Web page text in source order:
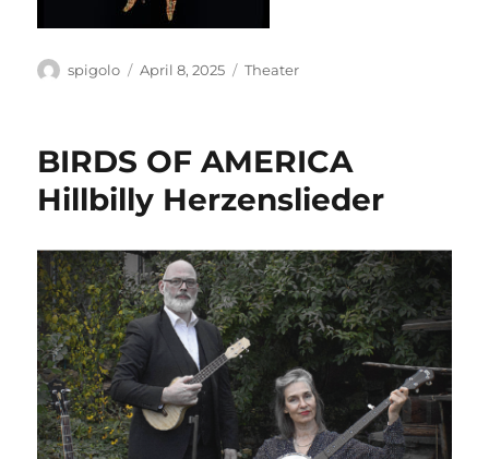
Autor
spigolo
Veröffentlicht
April 8, 2025 Kategorien
Theater
BIRDS OF AMERICA
Hillbilly Herzenslieder